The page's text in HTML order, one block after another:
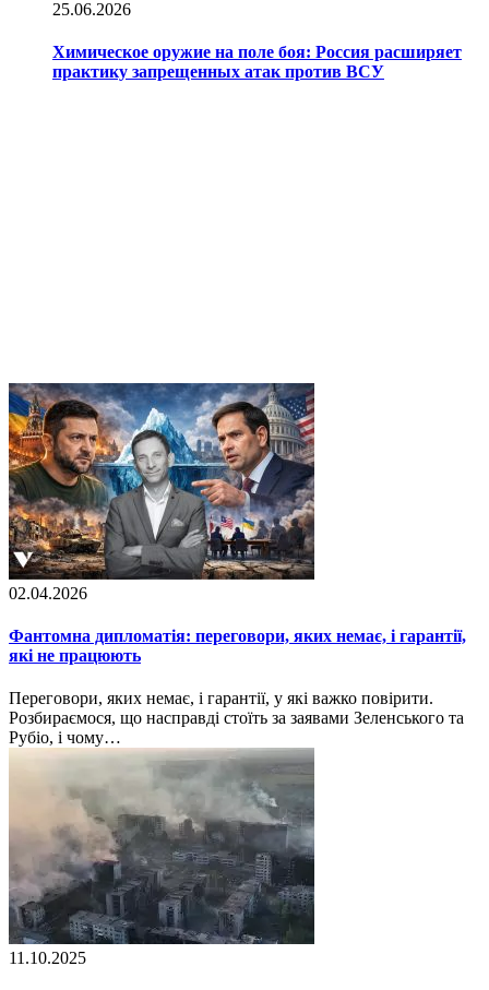
25.06.2026
Химическое оружие на поле боя: Россия расширяет
практику запрещенных атак против ВСУ
02.04.2026
Фантомна дипломатія: переговори, яких немає, і гарантії,
які не працюють
Переговори, яких немає, і гарантії, у які важко повірити.
Розбираємося, що насправді стоїть за заявами Зеленського та
Рубіо, і чому…
11.10.2025